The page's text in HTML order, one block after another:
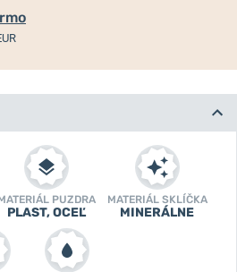
PUZDRA
PLAST, OCEĽ
MATERIÁL SKLÍČKA
MINERÁLNE